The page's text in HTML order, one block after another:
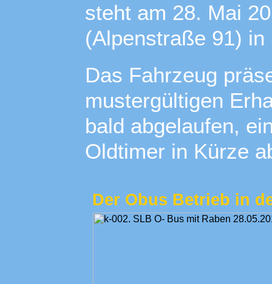
steht am 28. Mai
(Alpenstraße 91) in
Das Fahrzeug
mustergültigen
bald abgelaufen,
Oldtimer in Kürze
Der Obus Betrieb in